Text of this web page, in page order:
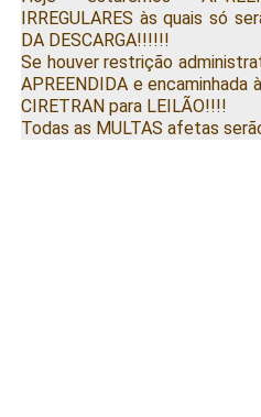
IRREGULARES às quais só
DA DESCARGA!!!!!!
Se houver restrição
APREENDIDA e encaminhada
CIRETRAN para LEILÃO!!!!
Todas as MULTAS afetas